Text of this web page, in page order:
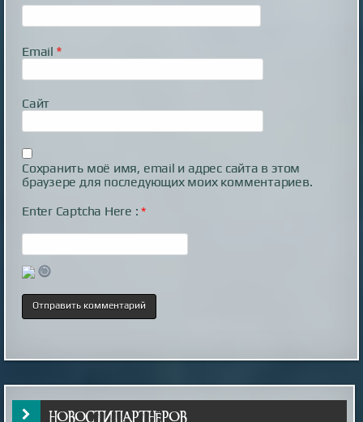
Email *
Сайт
Сохранить моё имя, email и адрес сайта в этом
браузере для последующих моих комментариев.
Enter Captcha Here :*
НОВОСТИ ПАРТНЁРОВ